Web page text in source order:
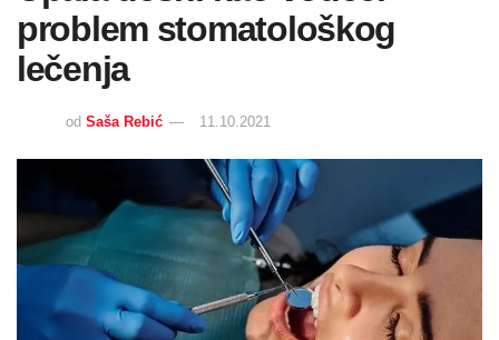
problem stomatološkog
lečenja
od Saša Rebić 11.10.2021